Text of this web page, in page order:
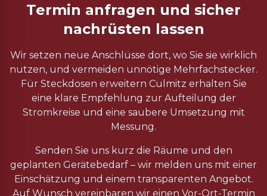
Termin anfragen und sicher
nachrüsten lassen
Wir setzen neue Anschlüsse dort, wo Sie sie wirklich
nutzen, und vermeiden unnötige Mehrfachstecker.
Für Steckdosen erweitern Culmitz erhalten Sie
eine klare Empfehlung zur Aufteilung der
Stromkreise und eine saubere Umsetzung mit
Messung.
Senden Sie uns kurz die Räume und den
geplanten Gerätebedarf – wir melden uns mit einer
Einschätzung und einem transparenten Angebot.
Auf Wunsch vereinbaren wir einen Vor-Ort-Termin